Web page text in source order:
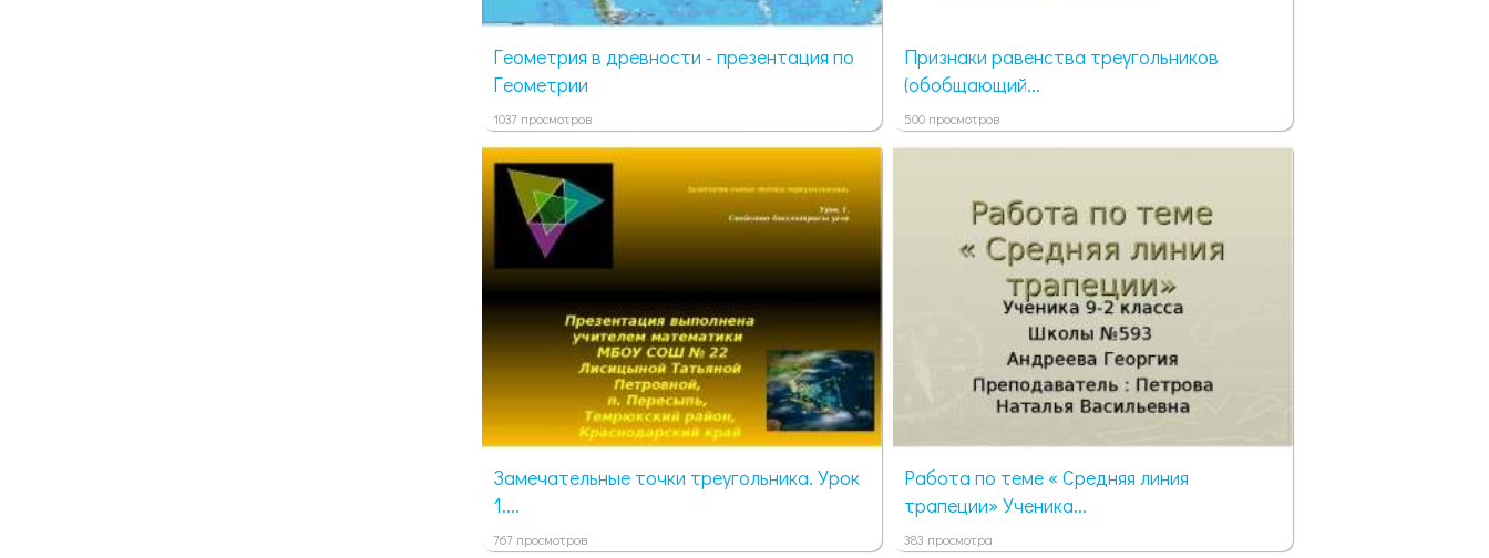
Геометрия в древности - презентация по
Геометрии
1037 просмотров
Признаки равенства треугольников
(обобщающий...
500 просмотров
Замечательные точки треугольника. Урок
1....
767 просмотров
Работа по теме « Средняя линия
трапеции» Ученика...
383 просмотра